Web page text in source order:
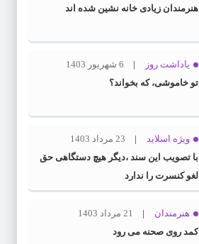
هنرمندان زیادی خانه نشین شده اند
یاداشت روز
6 شهریور 1403
تو خاموشی، که بخواند؟
ویژه اسلاید
23 مرداد 1403
با تصویب این سند ،دیگر هیچ دستگاهی حق
لغو کنسرت را ندارد
هنرمندان
21 مرداد 1403
کمد روی صحنه می رود